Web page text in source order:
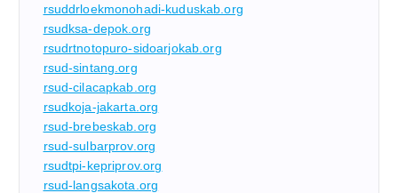
rsuddrloekmonohadi-kuduskab.org
rsudksa-depok.org
rsudrtnotopuro-sidoarjokab.org
rsud-sintang.org
rsud-cilacapkab.org
rsudkoja-jakarta.org
rsud-brebeskab.org
rsud-sulbarprov.org
rsudtpi-kepriprov.org
rsud-langsakota.org